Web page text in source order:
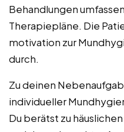
Behandlungen
Therapiepläne. Die
motivation zur
durch.
Zu deinen
individueller
Du berätst zu